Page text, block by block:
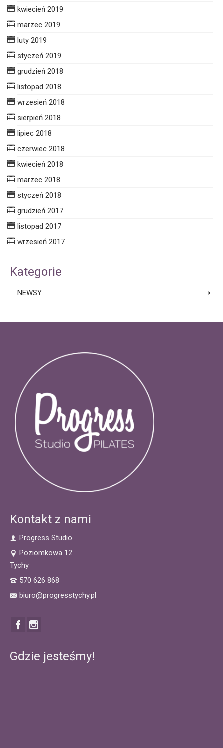
kwiecień 2019
marzec 2019
luty 2019
styczeń 2019
grudzień 2018
listopad 2018
wrzesień 2018
sierpień 2018
lipiec 2018
czerwiec 2018
kwiecień 2018
marzec 2018
styczeń 2018
grudzień 2017
listopad 2017
wrzesień 2017
Kategorie
NEWSY
Kontakt z nami
Progress Studio
Poziomkowa 12
Tychy
570 626 868
biuro@progresstychy.pl
Gdzie jesteśmy!